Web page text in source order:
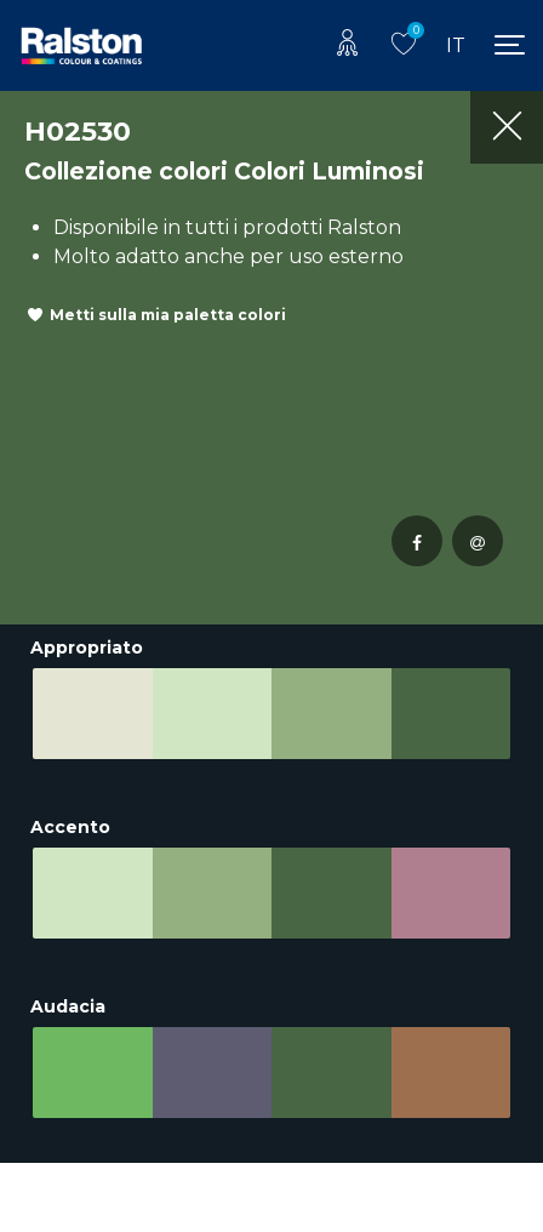
0
IT
H02530
Collezione colori Colori Luminosi
Disponibile in tutti i prodotti Ralston
Molto adatto anche per uso esterno
Metti sulla mia paletta colori
Appropriato
Accento
Audacia